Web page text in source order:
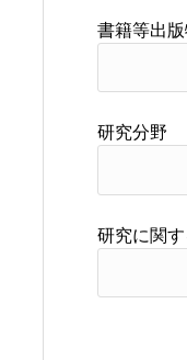
書籍等出版
研究分野
研究に関